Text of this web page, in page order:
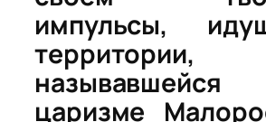
импульсы,
территории,
царизме